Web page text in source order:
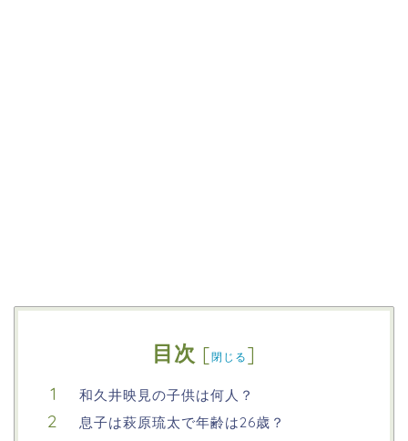
目次 [閉じる ]
和久井映見の子供は何人？
息子は萩原琉太で年齢は26歳？